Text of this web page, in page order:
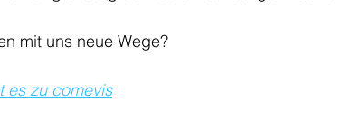
mit uns neue Wege?
es zu comevis